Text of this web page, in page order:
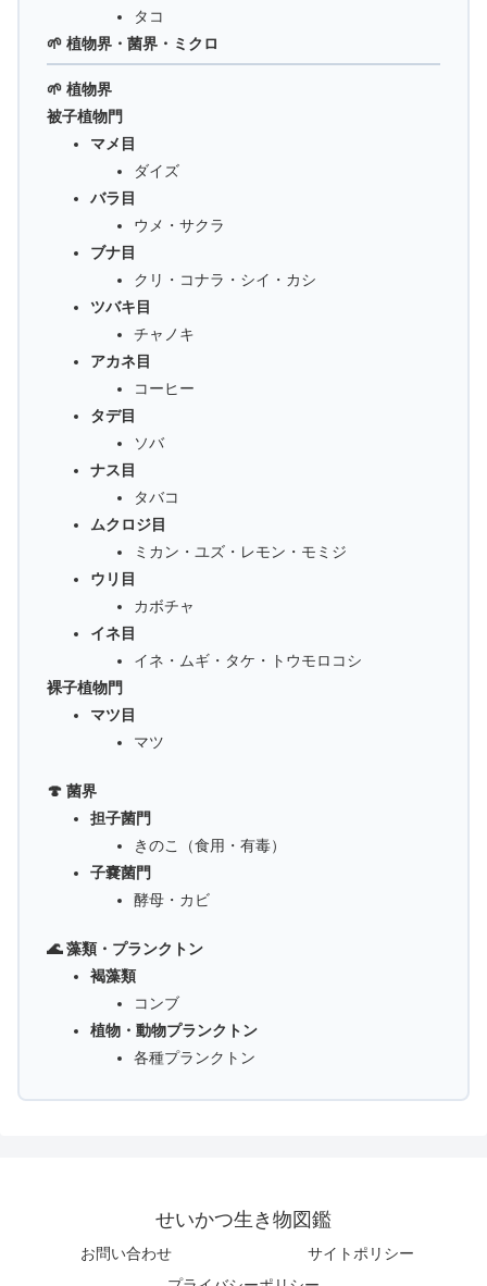
タコ
🌱 植物界・菌界・ミクロ
🌱 植物界
被子植物門
マメ目
ダイズ
バラ目
ウメ・サクラ
ブナ目
クリ・コナラ・シイ・カシ
ツバキ目
チャノキ
アカネ目
コーヒー
タデ目
ソバ
ナス目
タバコ
ムクロジ目
ミカン・ユズ・レモン・モミジ
ウリ目
カボチャ
イネ目
イネ・ムギ・タケ・トウモロコシ
裸子植物門
マツ目
マツ
🍄 菌界
担子菌門
きのこ（食用・有毒）
子嚢菌門
酵母・カビ
🌊 藻類・プランクトン
褐藻類
コンブ
植物・動物プランクトン
各種プランクトン
せいかつ生き物図鑑
お問い合わせ
サイトポリシー